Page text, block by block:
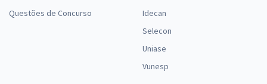
Questões de Concurso
Idecan
Selecon
Uniase
Vunesp